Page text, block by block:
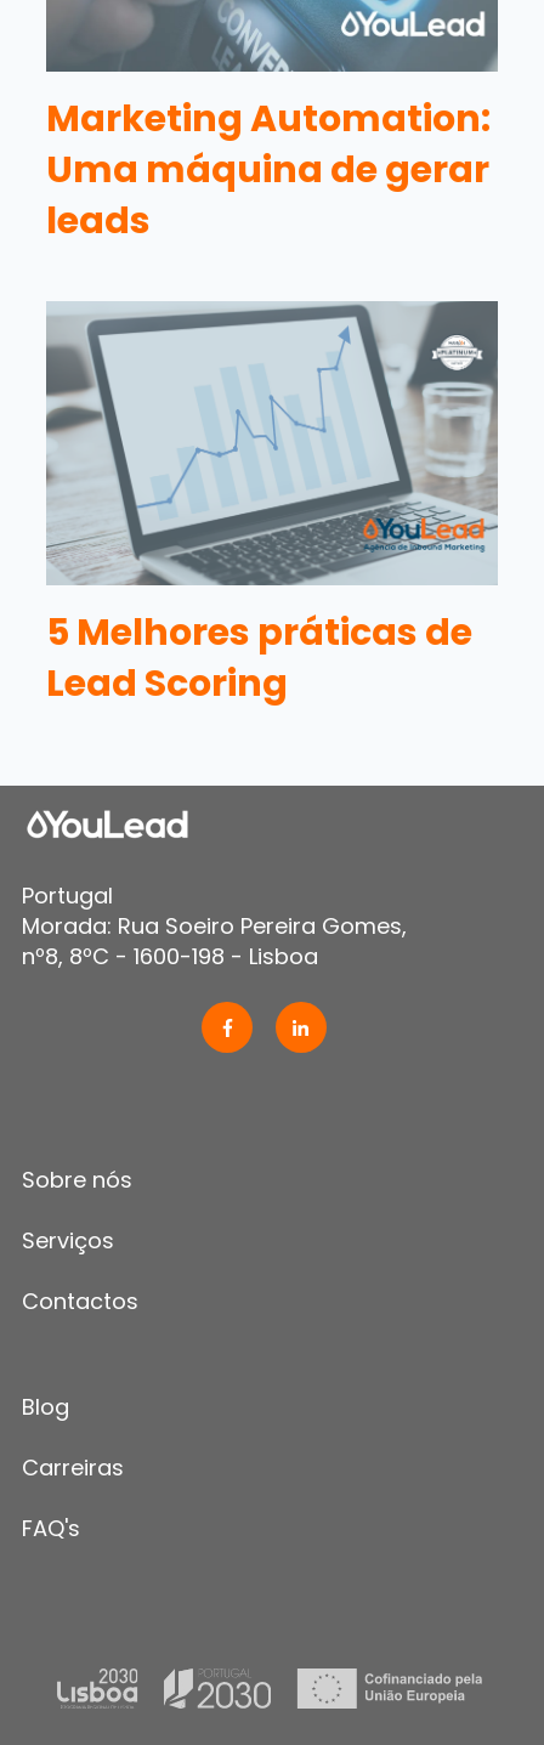
Marketing Automation:
Uma máquina de gerar
leads
5 Melhores práticas de
Lead Scoring
Portugal
Morada: Rua Soeiro Pereira Gomes,
nº8, 8ºC - 1600-198 - Lisboa
Sobre nós
Serviços
Contactos
Blog
Carreiras
FAQ's